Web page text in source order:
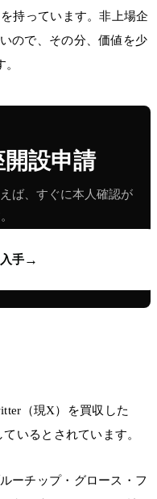
持っています。非上場企
ので、その分、価値を少
設申請
ば、すぐに本人確認が
手→
（現X）を買収した
いるとされています。
ーチップ・グロース・フ